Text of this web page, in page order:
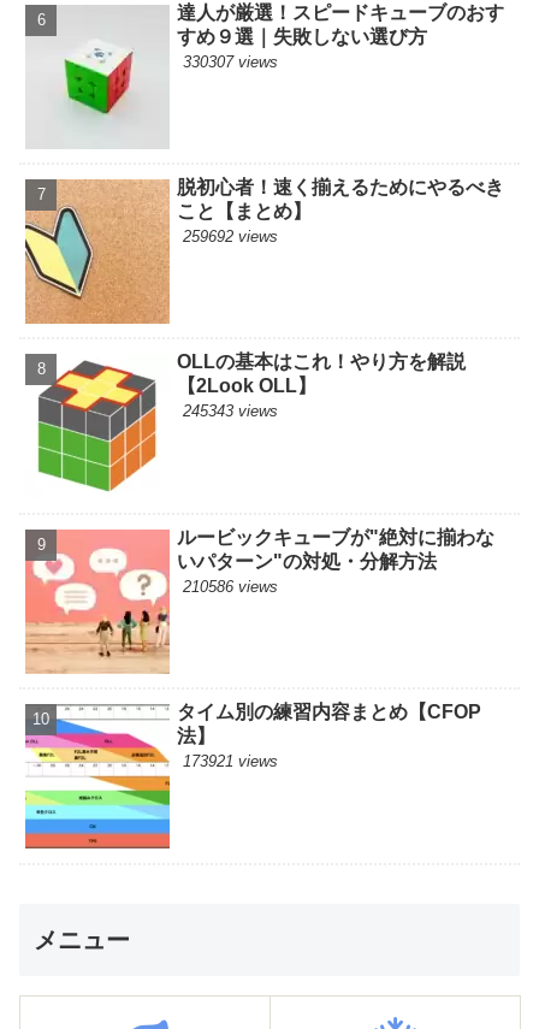
達人が厳選！スピードキューブのおす
すめ９選｜失敗しない選び方
330307 views
脱初心者！速く揃えるためにやるべき
こと【まとめ】
259692 views
OLLの基本はこれ！やり方を解説
【2Look OLL】
245343 views
ルービックキューブが"絶対に揃わな
いパターン"の対処・分解方法
210586 views
タイム別の練習内容まとめ【CFOP
法】
173921 views
メニュー